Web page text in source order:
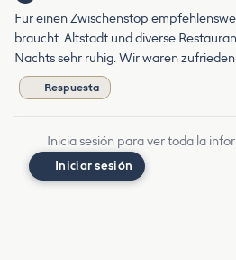
Für einen Zwischenstop
braucht. Altstadt und diverse
Nachts sehr ruhig. Wir waren zufrieden
Respuesta
Inicia sesión para ver toda la
Iniciar sesión